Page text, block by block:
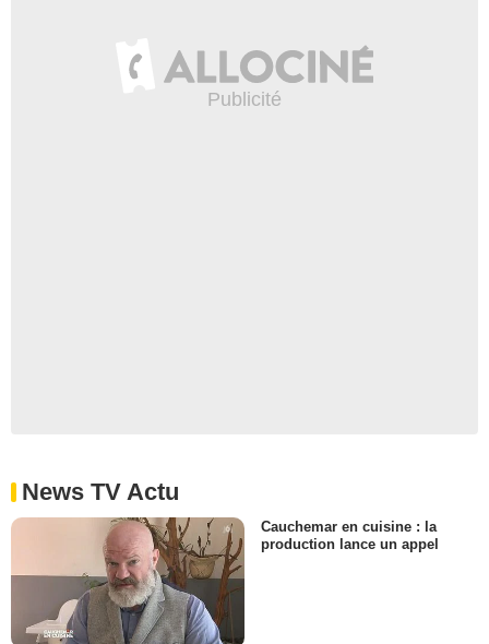
News TV Actu
Cauchemar en cuisine : la
production lance un appel